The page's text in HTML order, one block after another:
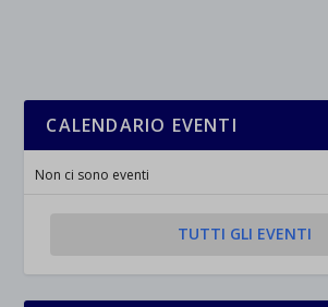
CALENDARIO EVENTI
Non ci sono eventi
TUTTI GLI EVENTI